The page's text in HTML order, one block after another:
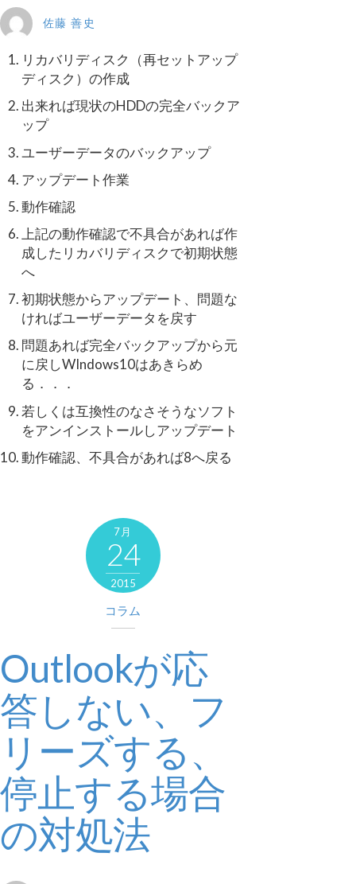
佐藤 善史
リカバリディスク（再セットアップ
ディスク）の作成
出来れば現状のHDDの完全バックア
ップ
ユーザーデータのバックアップ
アップデート作業
動作確認
上記の動作確認で不具合があれば作
成したリカバリディスクで初期状態
へ
初期状態からアップデート、問題な
ければユーザーデータを戻す
問題あれば完全バックアップから元
に戻しWIndows10はあきらめ
る．．．
若しくは互換性のなさそうなソフト
をアンインストールしアップデート
動作確認、不具合があれば8へ戻る
7月
24
2015
コラム
Outlookが応
答しない、フ
リーズする、
停止する場合
の対処法